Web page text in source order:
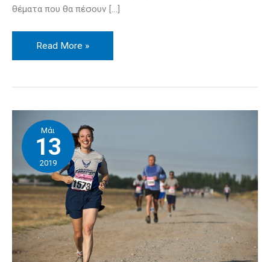
θέματα που θα πέσουν […]
Read More »
Μάι
13
2019
Στο
δρόμο
τις
πανελλήνιες
εξετάσεις
–
Υπέρ
πάντων